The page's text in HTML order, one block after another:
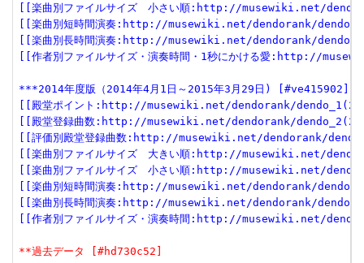
[[楽曲別ファイルサイズ　小さい順:http://musewiki.net/
[[楽曲別短時間演奏:http://musewiki.net/dendorank/
[[楽曲別長時間演奏:http://musewiki.net/dendorank/
[[作者別ファイルサイズ・演奏時間・1秒にかける愛:http://
***2014年度版（2014年4月1日～2015年3月29日) [#ve415902]
[[殿堂ポイント:http://musewiki.net/dendorank/
[[殿堂登録曲数:http://musewiki.net/dendorank/
[[評価別殿堂登録曲数:http://musewiki.net/dendorank/
[[楽曲別ファイルサイズ　大きい順:http://musewiki.net/
[[楽曲別ファイルサイズ　小さい順:http://musewiki.net/
[[楽曲別短時間演奏:http://musewiki.net/dendorank/
[[楽曲別長時間演奏:http://musewiki.net/dendorank/
[[作者別ファイルサイズ・演奏時間:http://musewiki.net/
**過去データ [#hd730c52]